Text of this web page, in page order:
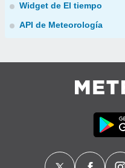
Widget de El tiempo
API de Meteorología